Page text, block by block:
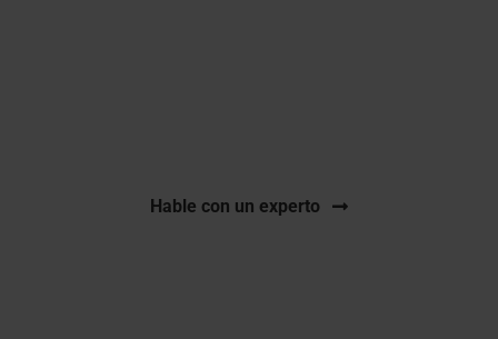
Hable con un experto